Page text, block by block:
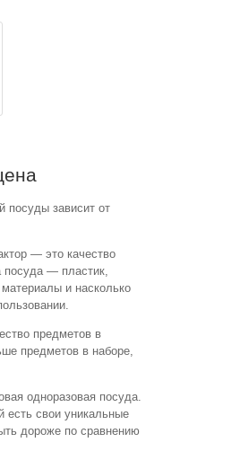
посуды зависит от
— это качество
посуда — пластик,
и насколько
предметов в
предметов в наборе,
одноразовая посуда.
есть свои уникальные
дороже по сравнению